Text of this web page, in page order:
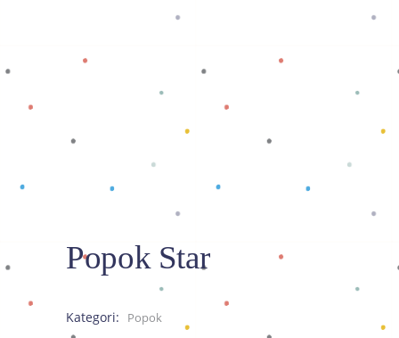
Popok Star
Kategori: Popok